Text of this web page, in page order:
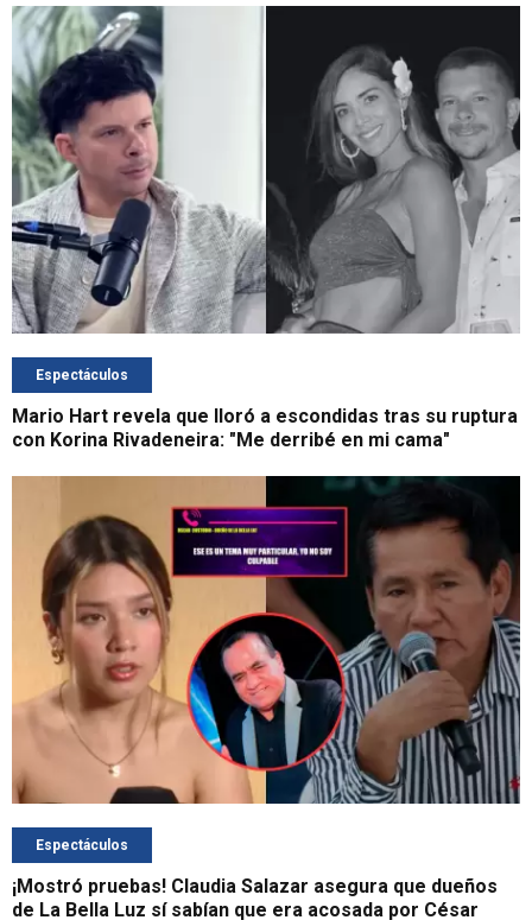
Espectáculos
Mario Hart revela que lloró a escondidas tras su ruptura
con Korina Rivadeneira: "Me derribé en mi cama"
Espectáculos
¡Mostró pruebas! Claudia Salazar asegura que dueños
de La Bella Luz sí sabían que era acosada por César